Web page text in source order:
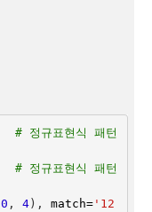
# 정규표현식 패턴
# 정규표현식 패턴
0 , 4), match='12